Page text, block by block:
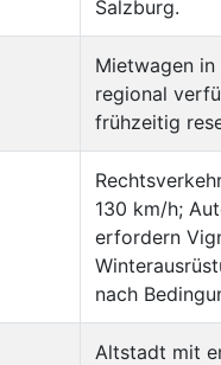
Salzburg.
Mietwagen in
regional
frühzeitig
130 km/h;
erfordern
nach
Altstadt mit